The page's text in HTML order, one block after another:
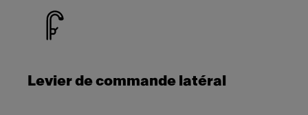
Levier de commande latéral